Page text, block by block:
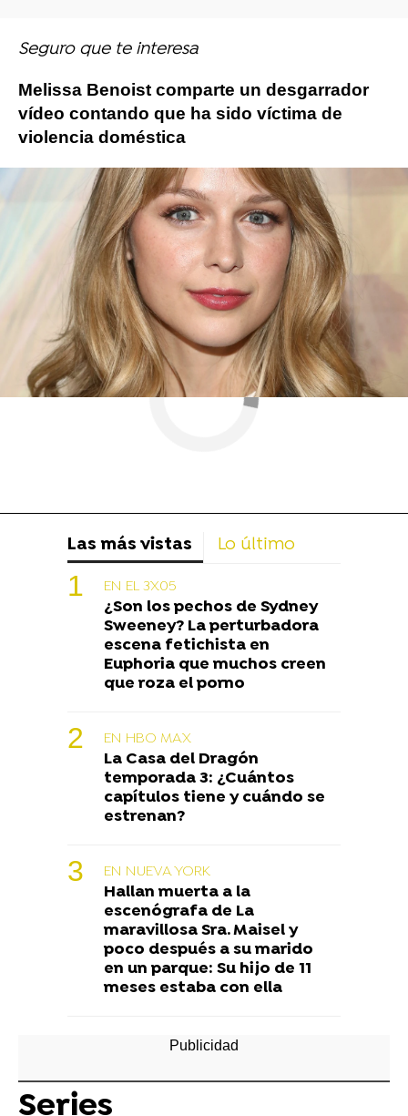
Seguro que te interesa
Melissa Benoist comparte un desgarrador
vídeo contando que ha sido víctima de
violencia doméstica
Melissa Benoist supergirl Arrow
Las más vistas Lo último
EN EL 3X05
¿Son los pechos de Sydney
Sweeney? La perturbadora
escena fetichista en
Euphoria que muchos creen
que roza el porno
EN HBO MAX
La Casa del Dragón
temporada 3: ¿Cuántos
capítulos tiene y cuándo se
estrenan?
EN NUEVA YORK
Hallan muerta a la
escenógrafa de La
maravillosa Sra. Maisel y
poco después a su marido
en un parque: Su hijo de 11
meses estaba con ella
Series